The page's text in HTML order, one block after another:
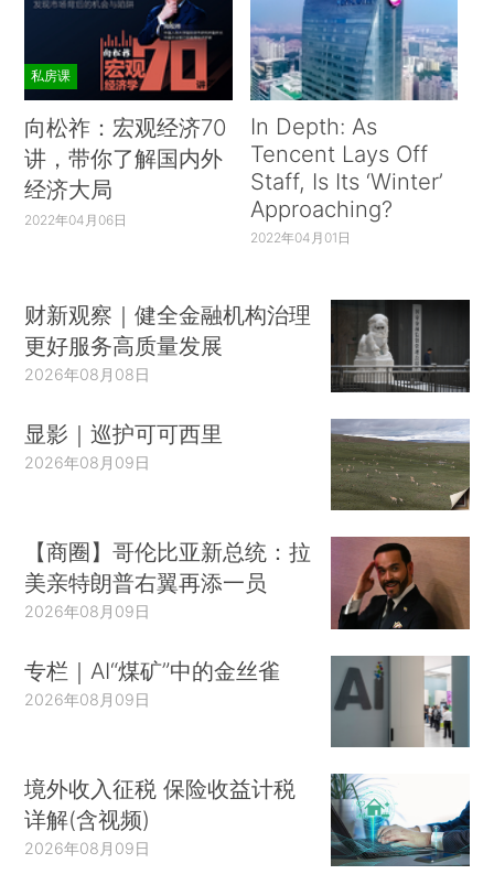
私房课
向松祚：宏观经济70
讲，带你了解国内外
经济大局
2022年04月06日
In Depth: As
Tencent Lays Off
Staff, Is Its ‘Winter’
Approaching?
2022年04月01日
财新观察｜健全金融机构治理
更好服务高质量发展
2026年08月08日
显影｜巡护可可西里
2026年08月09日
【商圈】哥伦比亚新总统：拉
美亲特朗普右翼再添一员
2026年08月09日
专栏｜AI“煤矿”中的金丝雀
2026年08月09日
境外收入征税 保险收益计税
详解(含视频)
2026年08月09日